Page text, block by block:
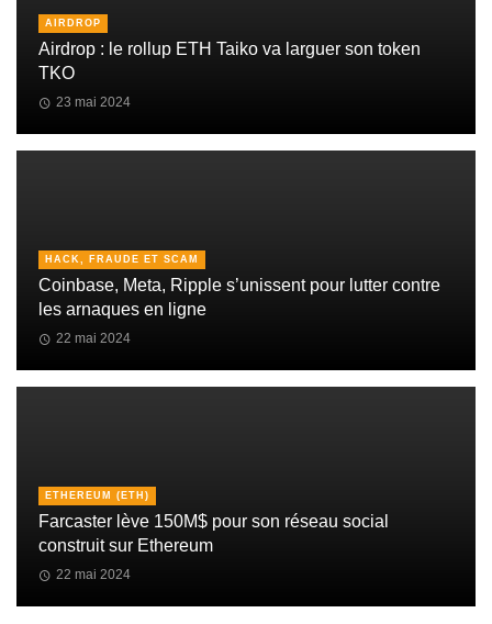
AIRDROP
Airdrop : le rollup ETH Taiko va larguer son token
TKO
23 mai 2024
HACK, FRAUDE ET SCAM
Coinbase, Meta, Ripple s’unissent pour lutter contre
les arnaques en ligne
22 mai 2024
ETHEREUM (ETH)
Farcaster lève 150M$ pour son réseau social
construit sur Ethereum
22 mai 2024